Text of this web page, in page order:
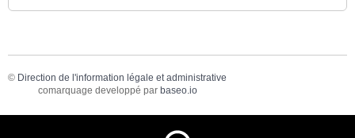
© Direction de l'information légale et administrative
comarquage developpé par baseo.io